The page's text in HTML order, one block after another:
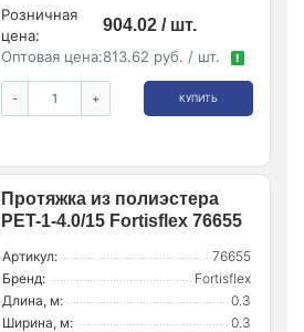
Розничная
цена:
904.02 / шт.
Оптовая цена:813.62 руб. / шт. !
- + КУПИТЬ
Протяжка из полиэстера
PET-1-4.0/15 Fortisflex 76655
Артикул:
76655
Бренд:
Fortisflex
Длина, м:
0.3
Ширина, м:
0.3